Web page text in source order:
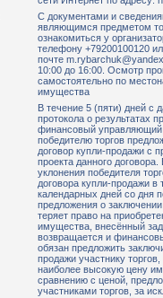
С документами и
являющимся предметом
ознакомиться у
телефону +79200100120
почте
10:00 до 16:00. Осмотр
самостоятельно по
имущества
В течение 5 (пяти) дней с
протокола о результатах
финансовый управляющий
победителю торгов
договор купли-продажи с
проекта данного
уклонения победителя
договора купли-продажи в
календарных дней со дня
предложения о заключении
теряет право на
имущества, внесённый
возвращается и
обязан предложить
продажи участнику
наиболее высокую цену
сравнению с ценой,
участниками торгов, за